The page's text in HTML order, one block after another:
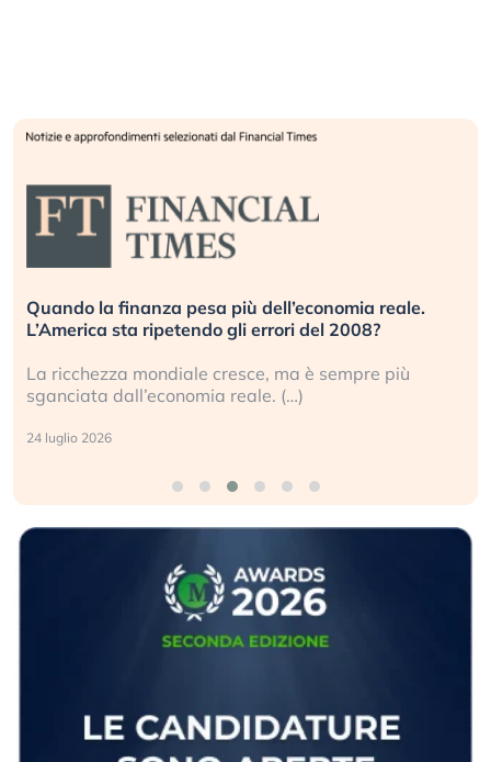
Quando la finanza pesa più dell’economia reale.
L’America sta ripetendo gli errori del 2008?
La ricchezza mondiale cresce, ma è sempre più
sganciata dall’economia reale. (…)
24 luglio 2026